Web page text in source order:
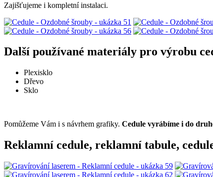
Zajišťujeme i kompletní instalaci.
Další používané materiály pro výrobu
Plexisklo
Dřevo
Sklo
Pomůžeme Vám i s návrhem grafiky. Cedule vyrábíme i do
Reklamní cedule, reklamní tabule,